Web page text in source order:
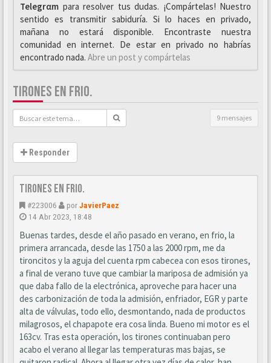
Telegrαm para resolver tus dudas. ¡Compártelas! Nuestro
sentido es transmitir sabiduría. Si lo haces en privado,
mañana no estará disponible. Encontraste nuestra
comunidad en internet. De estar en privado no habrías
encontrado nada. Abre un post y compártelas
TIRONES EN FRIO.
9 mensajes
Responder
Tirones en frio.
#223006 porJavierPaez
14 Abr 2023, 18:48
Buenas tardes, desde el año pasado en verano, en frio, la
primera arrancada, desde las 1750 a las 2000 rpm, me da
tironcitos y la aguja del cuenta rpm cabecea con esos tirones,
a final de verano tuve que cambiar la mariposa de admisión ya
que daba fallo de la electrónica, aproveche para hacer una
des carbonización de toda la admisión, enfriador, EGR y parte
alta de válvulas, todo ello, desmontando, nada de productos
milagrosos, el chapapote era cosa linda. Bueno mi motor es el
163cv. Tras esta operación, los tirones continuaban pero
acabo el verano al llegar las temperaturas mas bajas, se